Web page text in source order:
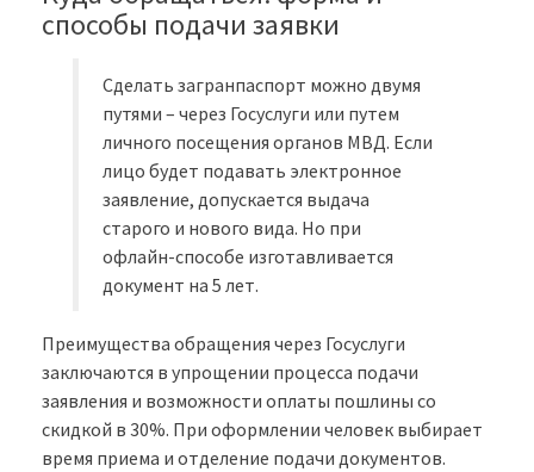
способы подачи заявки
Сделать загранпаспорт можно двумя
путями – через Госуслуги или путем
личного посещения органов МВД. Если
лицо будет подавать электронное
заявление, допускается выдача
старого и нового вида. Но при
офлайн-способе изготавливается
документ на 5 лет.
Преимущества обращения через Госуслуги
заключаются в упрощении процесса подачи
заявления и возможности оплаты пошлины со
скидкой в 30%. При оформлении человек выбирает
время приема и отделение подачи документов.